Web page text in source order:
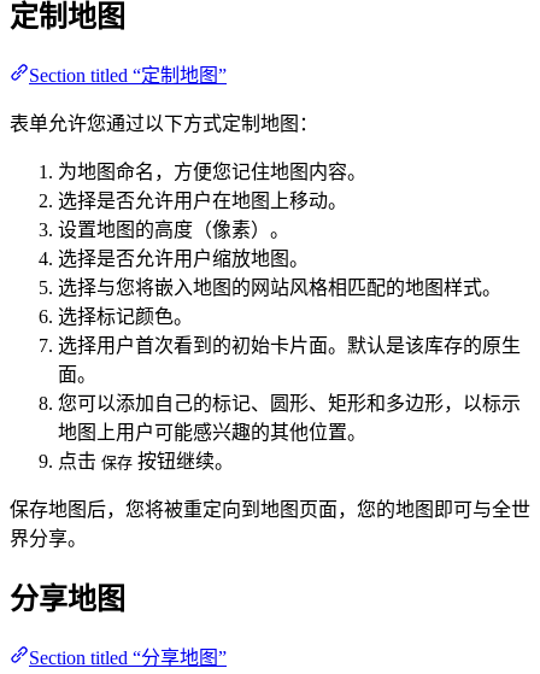
定制地图
Section titled “定制地图”
表单允许您通过以下方式定制地图：
为地图命名，方便您记住地图内容。
选择是否允许用户在地图上移动。
设置地图的高度（像素）。
选择是否允许用户缩放地图。
选择与您将嵌入地图的网站风格相匹配的地图样式。
选择标记颜色。
选择用户首次看到的初始卡片面。默认是该库存的原生
面。
您可以添加自己的标记、圆形、矩形和多边形，以标示
地图上用户可能感兴趣的其他位置。
点击 保存 按钮继续。
保存地图后，您将被重定向到地图页面，您的地图即可与全世
界分享。
分享地图
Section titled “分享地图”